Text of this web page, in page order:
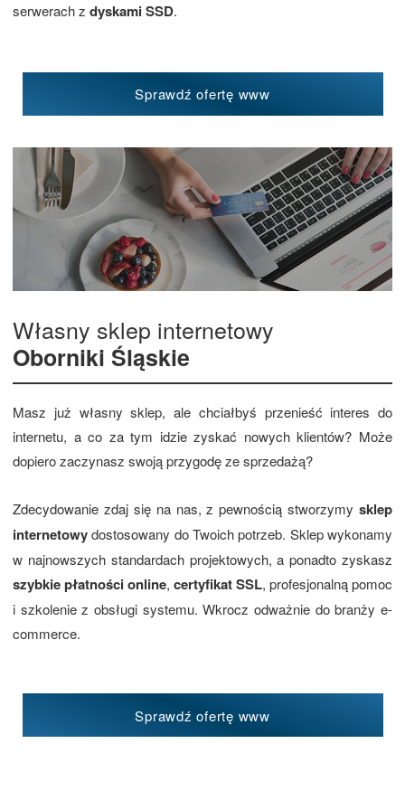
serwerach z dyskami SSD.
Sprawdź ofertę www
Własny sklep internetowy
Oborniki Śląskie
Masz już własny sklep, ale chciałbyś przenieść interes do
internetu, a co za tym idzie zyskać nowych klientów? Może
dopiero zaczynasz swoją przygodę ze sprzedażą?
Zdecydowanie zdaj się na nas, z pewnością stworzymy sklep
internetowydostosowany do Twoich potrzeb. Sklep wykonamy
w najnowszych standardach projektowych, a ponadto zyskasz
szybkie płatności online, certyfikat SSL, profesjonalną pomoc
i szkolenie z obsługi systemu. Wkrocz odważnie do branży e-
commerce.
Sprawdź ofertę www